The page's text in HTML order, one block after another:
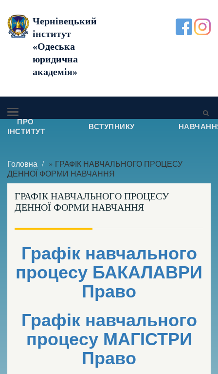
Чернівецький
інститут
«Одеська
юридична
академія»
ПРО
ІНСТИТУТ
ВСТУПНИКУ
Головна
» ГРАФІК НАВЧАЛЬНОГО ПРОЦЕСУ
ДЕННОЇ ФОРМИ НАВЧАННЯ
ГРАФІК НАВЧАЛЬНОГО ПРОЦЕСУ
ДЕННОЇ ФОРМИ НАВЧАННЯ
Графік навчального
процесу БАКАЛАВРИ
Право
Графік навчального
процесу МАГІСТРИ
Право